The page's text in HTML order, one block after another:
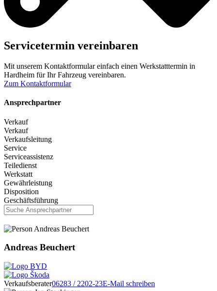
Servicetermin vereinbaren
Mit unserem Kontaktformular einfach einen Werkstatttermin in
Hardheim für Ihr Fahrzeug vereinbaren.
Zum Kontaktformular
Ansprechpartner
Verkauf
Verkauf
Verkaufsleitung
Service
Serviceassistenz
Teiledienst
Werkstatt
Gewährleistung
Disposition
Geschäftsführung
Andreas Beuchert
Verkaufsberater06283 / 2202-23E-Mail schreiben